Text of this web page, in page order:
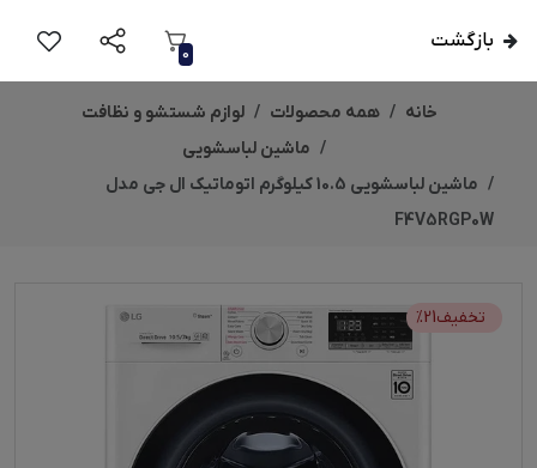
بازگشت
0
خانه همه محصولات
لوازم شستشو و نظافت
ماشین لباسشویی
ماشین لباسشویی 10.5 کیلوگرم اتوماتیک ال جی مدل
F4V5RGP0W
تخفیف %21